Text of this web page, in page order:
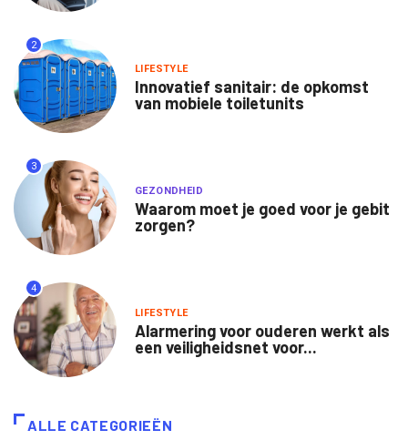
2
LIFESTYLE
Innovatief sanitair: de opkomst
van mobiele toiletunits
3
GEZONDHEID
Waarom moet je goed voor je gebit
zorgen?
4
LIFESTYLE
Alarmering voor ouderen werkt als
een veiligheidsnet voor...
ALLE CATEGORIEËN